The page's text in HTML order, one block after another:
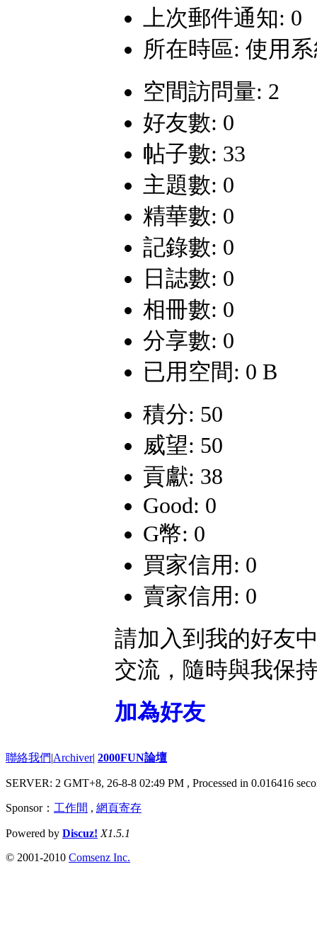
上次郵件通知: 0
所在時區: 使用
空間訪問量: 2
好友數: 0
帖子數: 33
主題數: 0
精華數: 0
記錄數: 0
日誌數: 0
相冊數: 0
分享數: 0
已用空間: 0 B
積分: 50
威望: 50
貢獻: 38
Good: 0
G幣: 0
買家信用: 0
賣家信用: 0
請加入到我的好友
交流，隨時與我保
加為好友
聯絡我們|Archiver| 2000FUN論壇
SERVER: 2 GMT+8, 26-8-8 02:49 PM , Processed in 0.016416
Sponsor： 工作間 , 網頁寄存
Powered by Discuz! X1.5.1
© 2001-2010 Comsenz Inc.